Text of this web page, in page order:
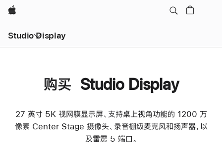
Apple
Studio Display
购买 Studio Display
27 英寸 5K 视网膜显示屏、支持桌上视角功能的 1200 万
像素 Center Stage 摄像头、录音棚级麦克风和扬声器，以
及雷雳 5 端口。